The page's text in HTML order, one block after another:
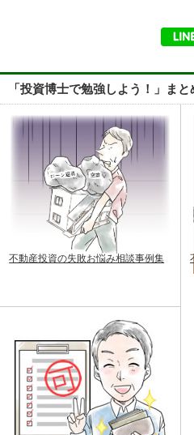
「投資博士で勉強しよう！」まと
不動産投資の失敗お悩み相談事例集